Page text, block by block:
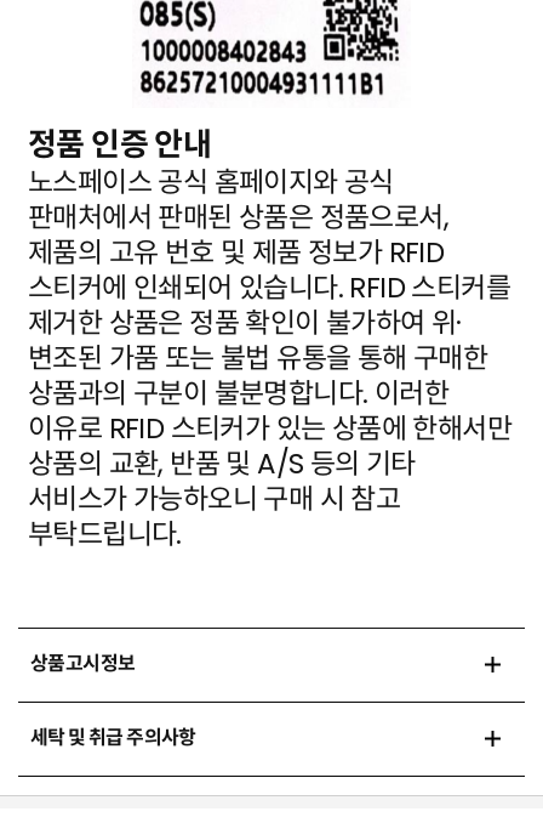
정품 인증 안내
노스페이스 공식 홈페이지와 공식
판매처에서 판매된 상품은 정품으로서,
제품의 고유 번호 및 제품 정보가 RFID
스티커에 인쇄되어 있습니다. RFID 스티커를
제거한 상품은 정품 확인이 불가하여 위·
변조된 가품 또는 불법 유통을 통해 구매한
상품과의 구분이 불분명합니다. 이러한
이유로 RFID 스티커가 있는 상품에 한해서만
상품의 교환, 반품 및 A/S 등의 기타
서비스가 가능하오니 구매 시 참고
부탁드립니다.
상품고시정보
세탁 및 취급 주의사항